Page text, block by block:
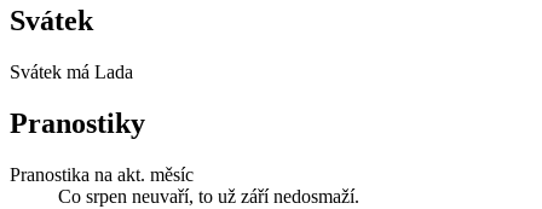
Svátek
Svátek má Lada
Pranostiky
Pranostika na akt. měsíc
Co srpen neuvaří, to už září nedosmaží.